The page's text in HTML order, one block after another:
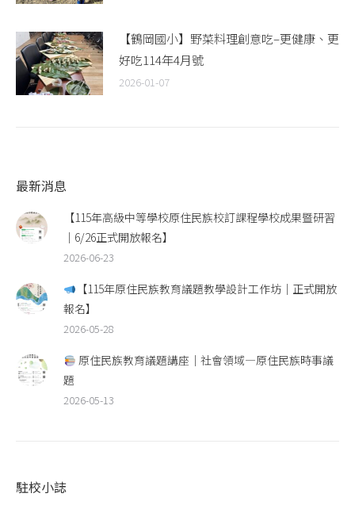
【鶴岡國小】野菜料理創意吃–更健康、更
好吃114年4月號
2026-01-07
最新消息
【115年高級中等學校原住民族校訂課程學校成果暨研習
｜6/26正式開放報名】
2026-06-23
【115年原住民族教育議題教學設計工作坊｜正式開放
報名】
2026-05-28
原住民族教育議題講座｜社會領域—原住民族時事議
題
2026-05-13
駐校小誌